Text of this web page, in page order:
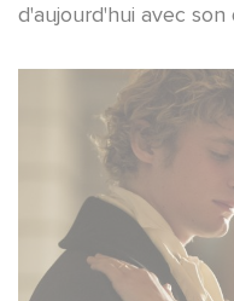
d'aujourd'hui avec